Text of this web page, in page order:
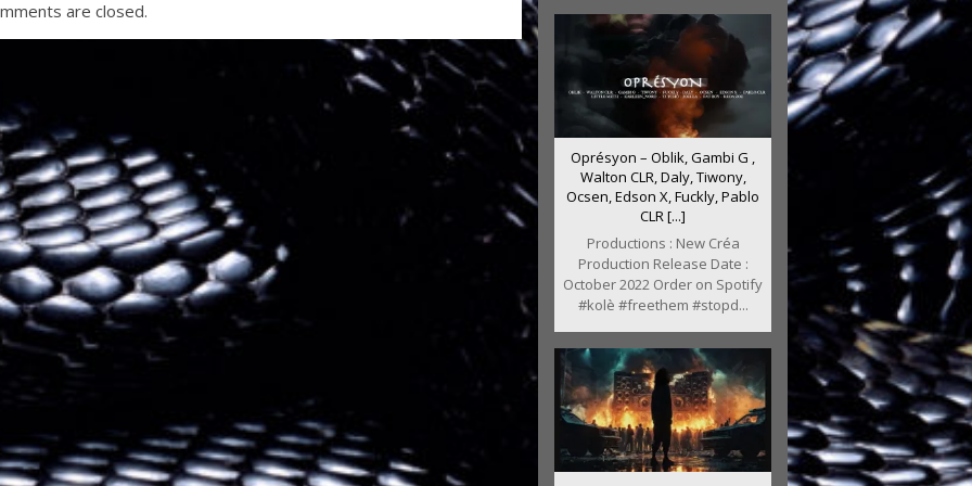
are closed.
Oprésyon – Oblik, Gambi G ,
Walton CLR, Daly, Tiwony,
Ocsen, Edson X, Fuckly, Pablo
CLR [...]
Productions : New Créa
Production Release Date :
October 2022 Order on Spotify
#kolè #freethem #stopd...